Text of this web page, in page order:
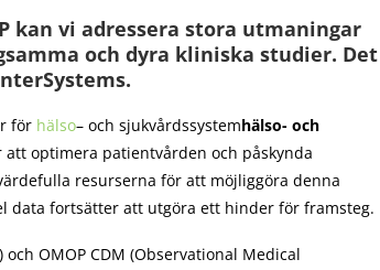
kan vi adressera stora utmaningar
och dyra kliniska studier. Det
för hälso– och sjukvårdssystemhälso- och
optimera patientvården och påskynda
resurserna för att möjliggöra denna
data fortsätter att utgöra ett hinder för framsteg.
OMOP CDM (Observational Medical